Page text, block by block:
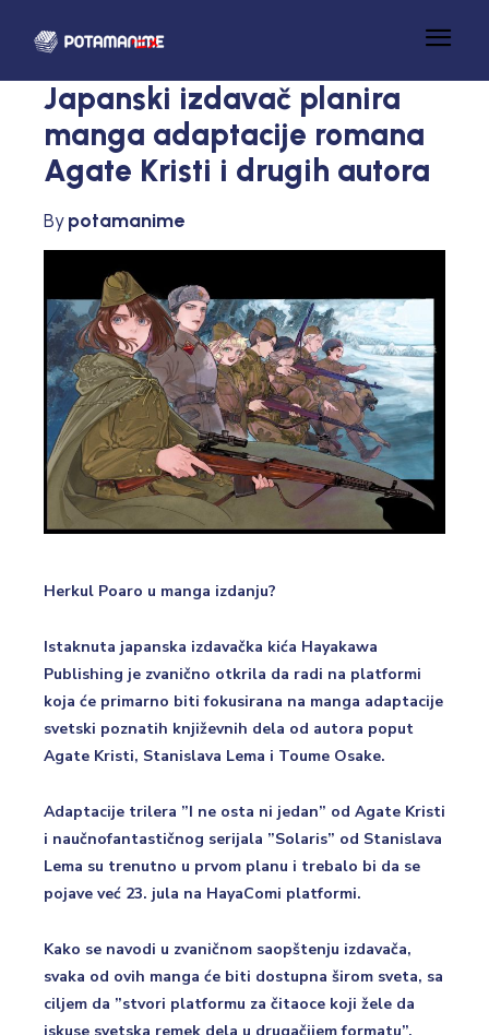
Japanski izdavač planira
manga adaptacije romana
Agate Kristi i drugih autora
Bypotamanime
Herkul Poaro u manga izdanju?
Istaknuta japanska izdavačka kića Hayakawa
Publishing je zvanično otkrila da radi na platformi
koja će primarno biti fokusirana na manga adaptacije
svetski poznatih književnih dela od autora poput
Agate Kristi, Stanislava Lema i Toume Osake.
Adaptacije trilera ”I ne osta ni jedan” od Agate Kristi
i naučnofantastičnog serijala ”Solaris” od Stanislava
Lema su trenutno u prvom planu i trebalo bi da se
pojave već 23. jula na HayaComi platformi.
Kako se navodi u zvaničnom saopštenju izdavača,
svaka od ovih manga će biti dostupna širom sveta, sa
ciljem da ”stvori platformu za čitaoce koji žele da